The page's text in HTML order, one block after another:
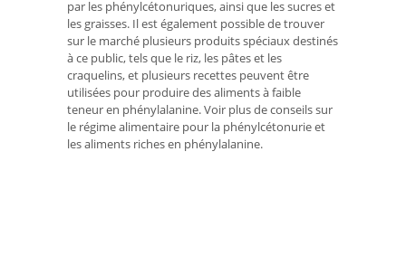
par les phénylcétonuriques, ainsi que les sucres et
les graisses. Il est également possible de trouver
sur le marché plusieurs produits spéciaux destinés
à ce public, tels que le riz, les pâtes et les
craquelins, et plusieurs recettes peuvent être
utilisées pour produire des aliments à faible
teneur en phénylalanine. Voir plus de conseils sur
le régime alimentaire pour la phénylcétonurie et
les aliments riches en phénylalanine.